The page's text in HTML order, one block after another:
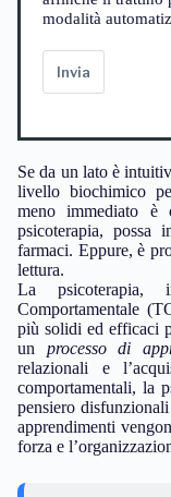
modalità
Invia
Se da un lato è
livello biochimico
meno immediato è
psicoterapia, possa
farmaci. Eppure, è
lettura.
La psicoterapia,
Comportamentale
più solidi ed efficaci
un processo di
relazionali e
comportamentali, la
pensiero
apprendimenti
forza e